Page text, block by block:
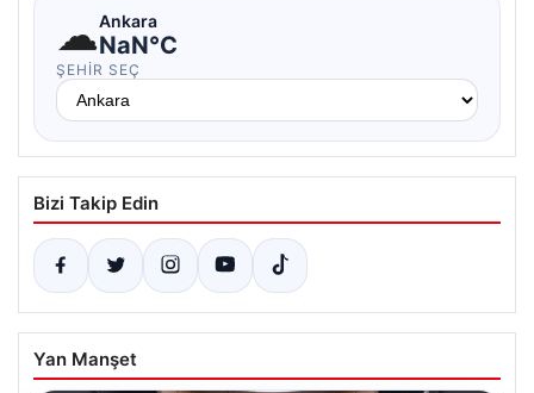
☁Ankara
NaN°C
ŞEHIR SEÇ
Bizi Takip Edin
Yan Manşet